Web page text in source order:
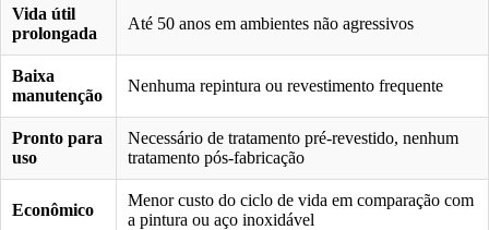
Vida útil
prolongada
Até 50 anos em ambientes não agressivos
Baixa
manutenção
Nenhuma repintura ou revestimento frequente
Pronto para
uso
Necessário de tratamento pré-revestido, nenhum
tratamento pós-fabricação
Econômico
Menor custo do ciclo de vida em comparação com
a pintura ou aço inoxidável